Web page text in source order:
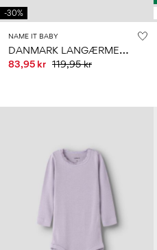
-30%
NAME IT BABY
D
ANMARK LANGÆRMET BODYSTOCKING
83,95 kr 119,95 kr